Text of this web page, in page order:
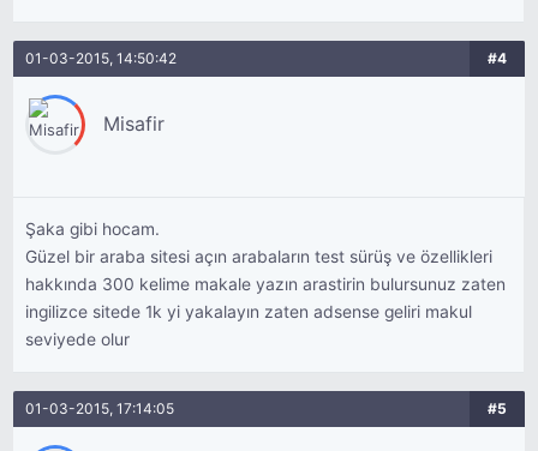
01-03-2015, 14:50:42 #4
Misafir
Şaka gibi hocam.
Güzel bir araba sitesi açın arabaların test sürüş ve özellikleri
hakkında 300 kelime makale yazın arastirin bulursunuz zaten
ingilizce sitede 1k yi yakalayın zaten adsense geliri makul
seviyede olur
01-03-2015, 17:14:05 #5